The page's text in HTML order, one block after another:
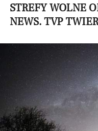
STREFY WOLNE
NEWS. TVP